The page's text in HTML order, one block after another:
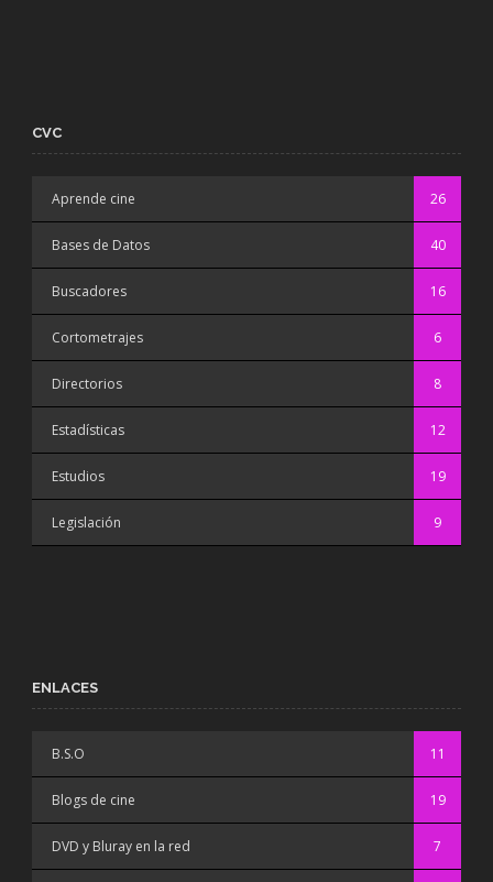
CVC
Aprende cine 26
Bases de Datos 40
Buscadores 16
Cortometrajes 6
Directorios 8
Estadísticas 12
Estudios 19
Legislación 9
ENLACES
B.S.O 11
Blogs de cine 19
DVD y Bluray en la red 7